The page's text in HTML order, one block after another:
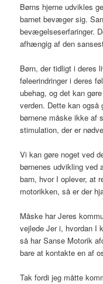
Børns hjerne udvikles
barnet bevæger sig.
bevægelseserfaringer.
afhængig af den
Børn, der tidligt i deres
føleerindringer i deres
ubehag, og det kan
verden. Dette kan også
børnene måske ikke af
stimulation, der er
Vi kan gøre noget ved
børnenes udvikling ved
barn, hvor I oplever, at
motorikken, så er der
Måske har Jeres
vejlede Jer i, hvordan I
så har Sanse Motorik
bare at kontakte en af
Tak fordi jeg måtte